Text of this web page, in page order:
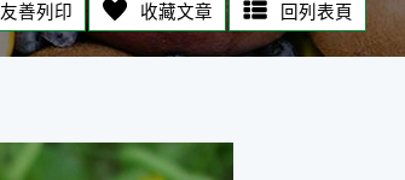
友善列印 收藏文章 回列表頁